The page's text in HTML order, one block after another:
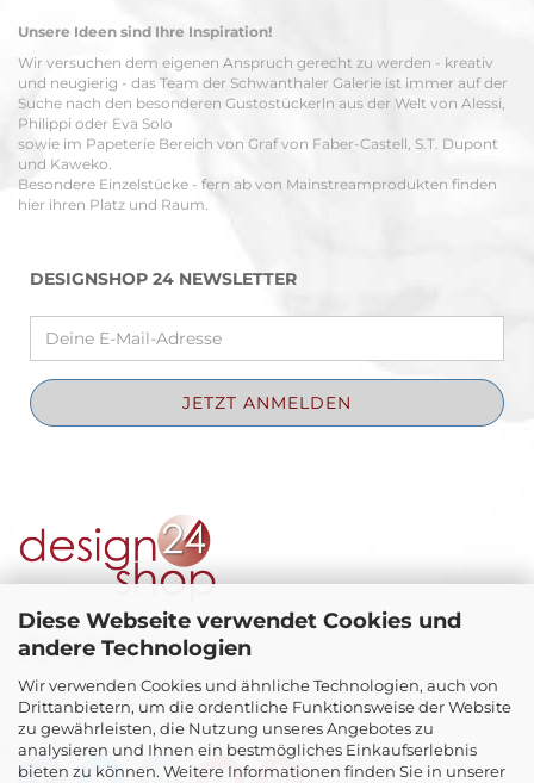
Diese Webseite verwendet Cookies und
andere Technologien
Wir verwenden Cookies und ähnliche Technologien, auch von
Drittanbietern, um die ordentliche Funktionsweise der Website
zu gewährleisten, die Nutzung unseres Angebotes zu
analysieren und Ihnen ein bestmögliches Einkaufserlebnis
bieten zu können. Weitere Informationen finden Sie in unserer
Unsere Ideen sind Ihre Inspiration!
Wir versuchen dem eigenen Anspruch gerecht zu werden - kreativ
und neugierig - das Team der Schwanthaler Galerie ist immer auf der
Suche nach den besonderen Gustostückerln aus der Welt von Alessi,
Philippi oder Eva Solo
sowie im Papeterie Bereich von Graf von Faber-Castell, S.T. Dupont
und Kaweko.
Besondere Einzelstücke - fern ab von Mainstreamprodukten finden
hier ihren Platz und Raum.
DESIGNSHOP 24 NEWSLETTER
Theatergasse 4
A-4810 Gmunden
Telefon +43 664 3 48 63 28
E-Mail:office@schwanthaler-galerie.at